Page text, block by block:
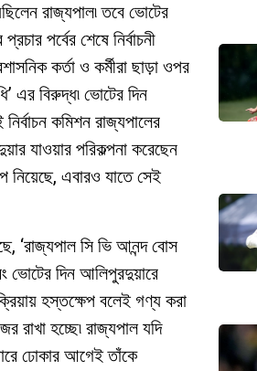
রাজ্যপাল৷ তবে ভোটের
পর্বের শেষে নির্বাচনী
কর্তা ও কর্মীরা ছাড়া ওপর
এর বিরুদ্ধ৷ ভোটের দিন
নির্বাচন কমিশন রাজ্যপালের
যাওয়ার পরিকল্পনা করেছেন
নিয়েছে, এবারও যাতে সেই
‘রাজ্যপাল সি ভি আনন্দ বোস
ভোটের দিন আলিপুরদুয়ারে
হস্তক্ষেপ বলেই গণ্য করা
রাখা হচ্ছে৷ রাজ্যপাল যদি
ঢোকার আগেই তাঁকে